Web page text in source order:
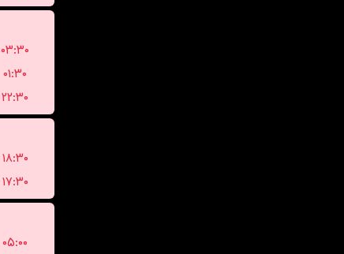
۰۳:۳۰
۰۱:۳۰
۲۲:۳۰
۱۸:۳۰
۱۷:۳۰
۰۵:۰۰